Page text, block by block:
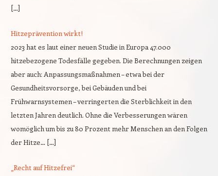
[…]
Hitzeprävention wirkt!
2023 hat es laut einer neuen Studie in Europa 47.000
hitzebezogene Todesfälle gegeben. Die Berechnungen zeigen
aber auch: Anpassungsmaßnahmen – etwa bei der
Gesundheitsvorsorge, bei Gebäuden und bei
Frühwarnsystemen – verringerten die Sterblichkeit in den
letzten Jahren deutlich. Ohne die Verbesserungen wären
womöglich um bis zu 80 Prozent mehr Menschen an den Folgen
der Hitze… […]
„Recht auf Hitzefrei“